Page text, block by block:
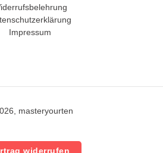
Impressum
masteryourten
widerrufen